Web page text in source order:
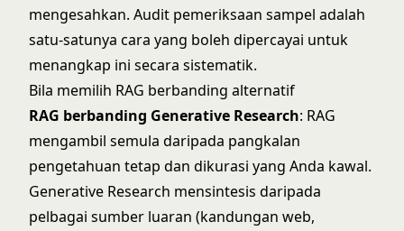
mengesahkan. Audit pemeriksaan sampel adalah
satu-satunya cara yang boleh dipercayai untuk
menangkap ini secara sistematik.
Bila memilih RAG berbanding alternatif
RAG berbanding Generative Research: RAG
mengambil semula daripada pangkalan
pengetahuan tetap dan dikurasi yang Anda kawal.
Generative Research mensintesis daripada
pelbagai sumber luaran (kandungan web,